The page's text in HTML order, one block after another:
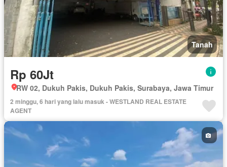
Tanah
Rp 60Jt
RW 02, Dukuh Pakis, Dukuh Pakis, Surabaya, Jawa Timur
2 minggu, 6 hari yang lalu masuk - WESTLAND REAL ESTATE
AGENT